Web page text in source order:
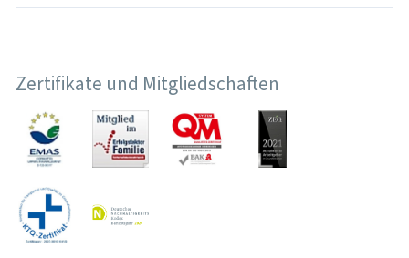
Zertifikate und Mitgliedschaften